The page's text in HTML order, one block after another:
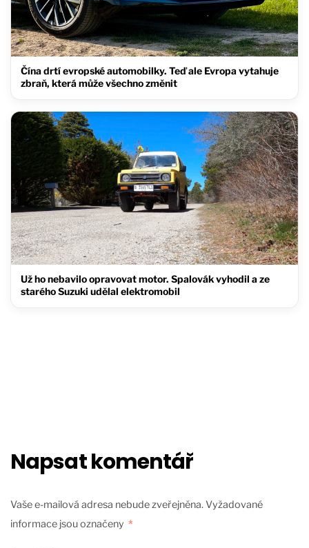
Čína drtí evropské automobilky. Teď ale Evropa vytahuje
zbraň, která může všechno změnit
Už ho nebavilo opravovat motor. Spalovák vyhodil a ze
starého Suzuki udělal elektromobil
Napsat komentář
Vaše e-mailová adresa nebude zveřejněna. Vyžadované
informace jsou označeny *